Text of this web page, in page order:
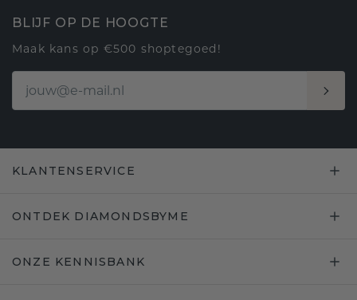
BLIJF OP DE HOOGTE
Maak kans op €500 shoptegoed!
KLANTENSERVICE
ONTDEK DIAMONDSBYME
ONZE KENNISBANK